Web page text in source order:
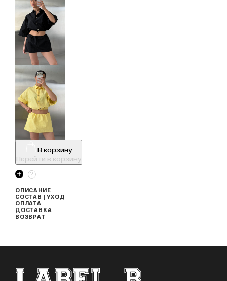
В корзину
Перейти в корзину
ОПИСАНИЕ
СОСТАВ | УХОД
ОПЛАТА
ДОСТАВКА
ВОЗВРАТ